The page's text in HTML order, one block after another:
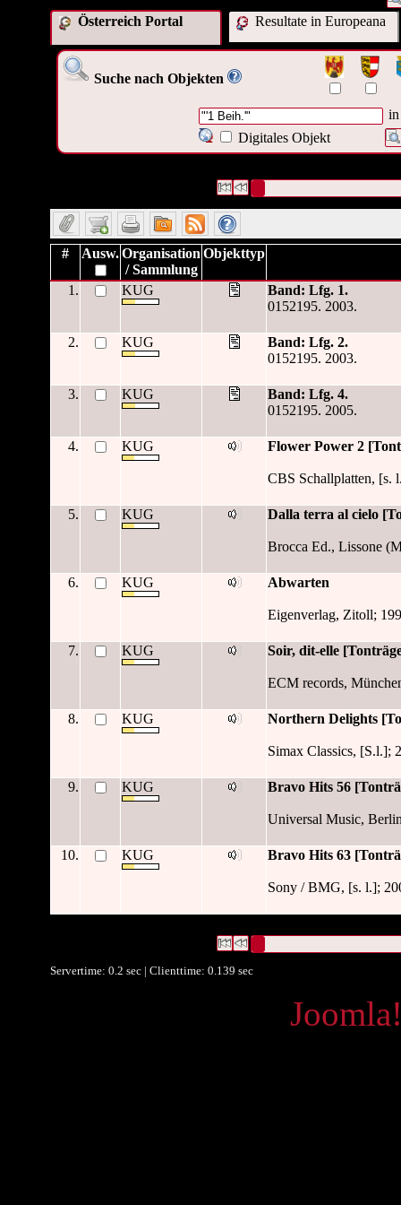
Österreich Portal Resultate in Europeana
Suche nach Objekten
in
Digitales Objekt
# Ausw.Organisation
/ Sammlung
Objekttyp
1. KUG
Band: Lfg. 1.
0152195. 2003.
2. KUG
Band: Lfg. 2.
0152195. 2003.
3. KUG
Band: Lfg. 4.
0152195. 2005.
4. KUG Flower Power 2
CBS Schallplatten, [s.
5. KUG Dalla terra al cielo
Brocca Ed., Lissone
6. KUG Abwarten
Eigenverlag, Zitoll;
7. KUG Soir, dit-elle
ECM records,
8. KUG Northern Delights
Simax Classics, [S.l.];
9. KUG Bravo Hits 56
Universal Music,
10. KUG Bravo Hits 63
Sony / BMG, [s. l.];
Servertime: 0.2 sec | Clienttime: 0.139 sec